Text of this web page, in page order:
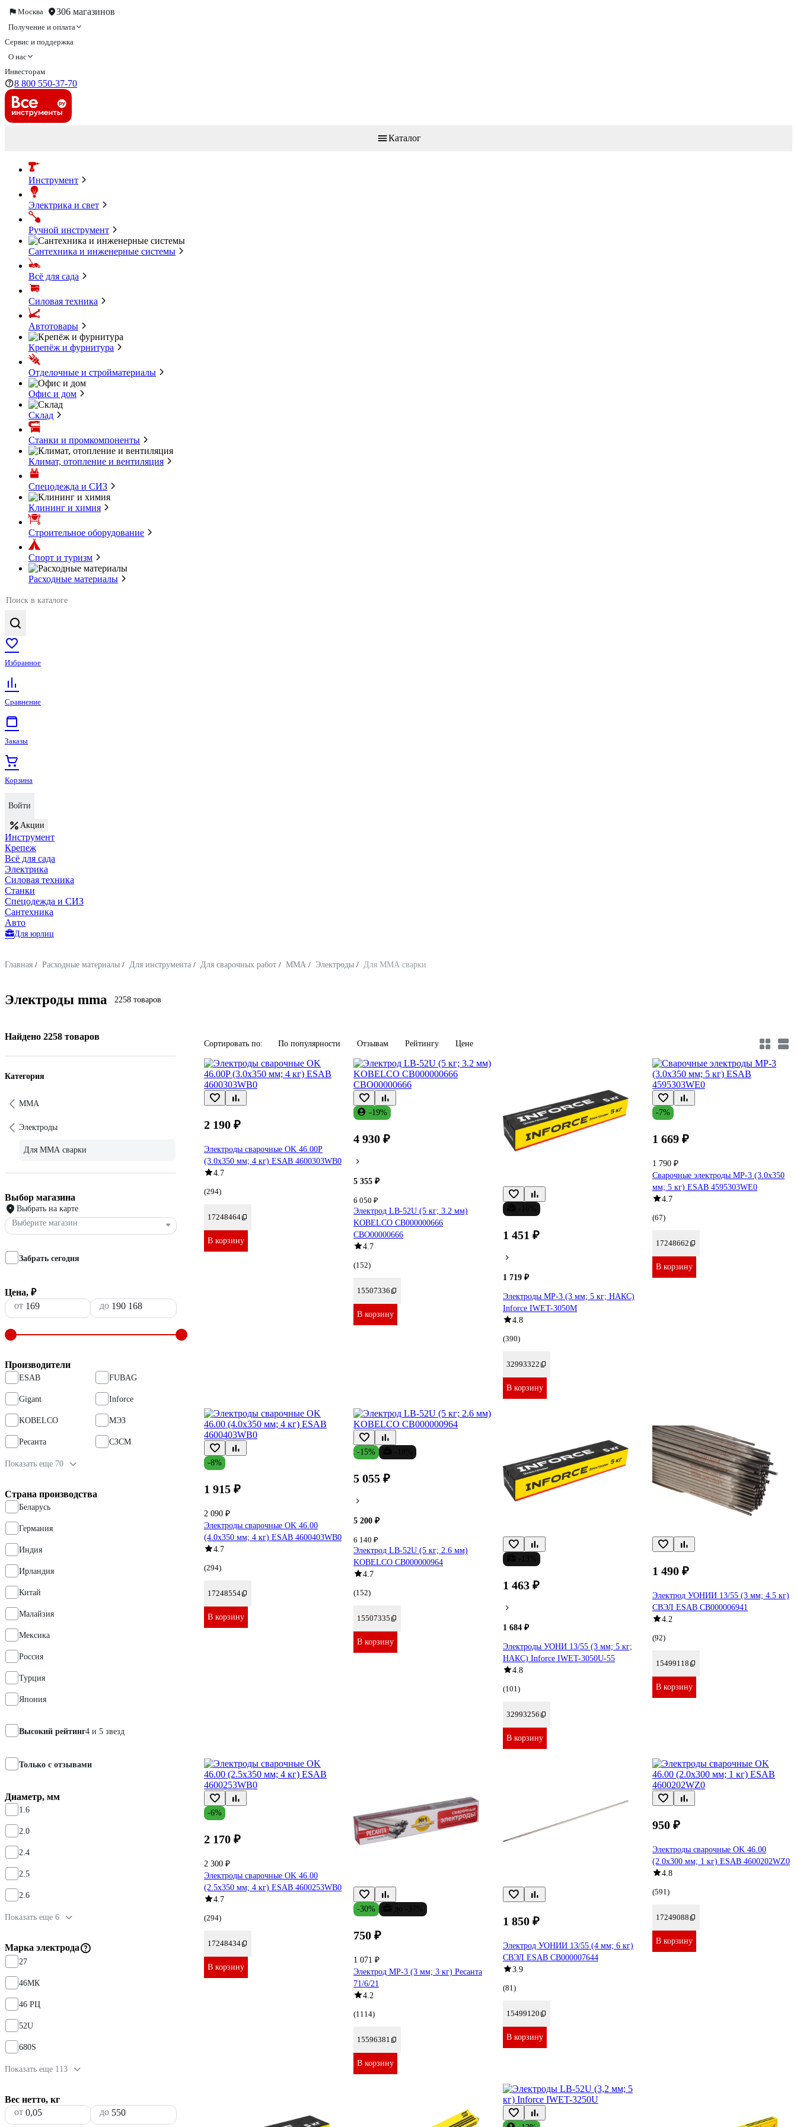
Москва 306 магазинов
Получение и оплата
Сервис и поддержка
О нас
Инвесторам
8 800 550-37-70
Каталог
Инструмент
Электрика и свет
Ручной инструмент
Сантехника и инженерные системы
Всё для сада
Силовая техника
Автотовары
Крепёж и фурнитура
Отделочные и стройматериалы
Офис и дом
Склад
Станки и промкомпоненты
Климат, отопление и вентиляция
Спецодежда и СИЗ
Клининг и химия
Строительное оборудование
Спорт и туризм
Расходные материалы
Избранное
Сравнение
Заказы
Корзина
Войти
Акции
Инструмент
Крепеж
Всё для сада
Электрика
Силовая техника
Станки
Спецодежда и СИЗ
Сантехника
Авто
Для юрлиц
Главная / Расходные материалы / Для инструмента / Для сварочных работ / ММА / Электроды / Для ММА сварки
Электроды mma 2258 товаров
Найдено 2258 товаров
Категория
ММА
Электроды
Для ММА сварки
Выбор магазина
Выбрать на карте
Выберите магазин
Забрать сегодня
Цена, ₽
от
до
Производители
ESAB FUBAG
Gigant Inforce
KOBELCO МЭЗ
Ресанта СЗСМ
Показать еще 70
Страна производства
Беларусь
Германия
Индия
Ирландия
Китай
Малайзия
Мексика
Россия
Турция
Япония
Высокий рейтинг4 и 5 звезд
Только с отзывами
Диаметр, мм
1.6
2.0
2.4
2.5
2.6
Показать еще 6
Марка электрода
27
46МК
46 РЦ
52U
680S
Показать еще 113
Вес нетто, кг
от
до
Сортировать по: По популярности Отзывам Рейтингу Цене
2 190 ₽
Электроды сварочные OK 46.00P
(3.0х350 мм; 4 кг) ESAB 4600303WB0
4.7
(294)
17248464
В корзину
-19%
4 930 ₽
5 355 ₽
6 050 ₽
Электрод LB-52U (5 кг; 3.2 мм)
KOBELCO СВ000000666
СВО00000666
4.7
(152)
15507336
В корзину
1 451 ₽
1 719 ₽
Электроды МР-3 (3 мм; 5 кг; НАКС)
Inforce IWET-3050M
4.8
(390)
32993322
В корзину
-7%
1 669 ₽
1 790 ₽
Сварочные электроды МР-3 (3.0x350
мм; 5 кг) ESAB 4595303WE0
4.7
(67)
17248662
В корзину
-8%
1 915 ₽
2 090 ₽
Электроды сварочные OK 46.00
(4.0х350 мм; 4 кг) ESAB 4600403WB0
4.7
(294)
17248554
В корзину
-15%
5 055 ₽
5 200 ₽
6 140 ₽
Электрод LB-52U (5 кг; 2.6 мм)
KOBELCO СВ000000964
4.7
(152)
15507335
В корзину
1 463 ₽
1 684 ₽
Электроды УОНИ 13/55 (3 мм; 5 кг;
НАКС) Inforce IWET-3050U-55
4.8
(101)
32993256
В корзину
1 490 ₽
Электрод УОНИИ 13/55 (3 мм; 4.5 кг)
СВЭЛ ESAB СВ000006941
4.2
(92)
15499118
В корзину
-6%
2 170 ₽
2 300 ₽
Электроды сварочные OK 46.00
(2.5х350 мм; 4 кг) ESAB 4600253WB0
4.7
(294)
17248434
В корзину
-30%
750 ₽
1 071 ₽
Электрод МР-3 (3 мм; 3 кг) Ресанта
71/6/21
4.2
(1114)
15596381
В корзину
1 850 ₽
Электрод УОНИИ 13/55 (4 мм; 6 кг)
СВЭЛ ESAB СВ000007644
3.9
(81)
15499120
В корзину
950 ₽
Электроды сварочные OK 46.00
(2.0х300 мм; 1 кг) ESAB 4600202WZ0
4.8
(591)
17249088
В корзину